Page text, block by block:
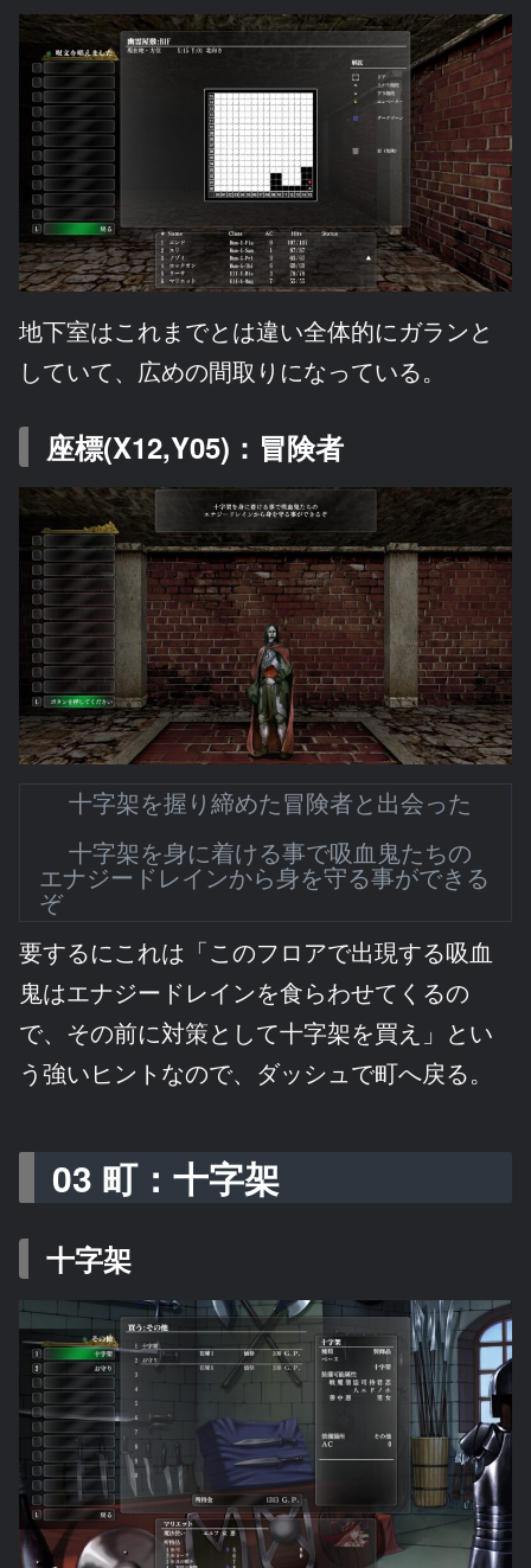
地下室はこれまでとは違い全体的にガランと
していて、広めの間取りになっている。
座標(X12,Y05)：冒険者
十字架を握り締めた冒険者と出会った
十字架を身に着ける事で吸血鬼たちの
エナジードレインから身を守る事ができる
ぞ
要するにこれは「このフロアで出現する吸血
鬼はエナジードレインを食らわせてくるの
で、その前に対策として十字架を買え」とい
う強いヒントなので、ダッシュで町へ戻る。
03 町：十字架
十字架